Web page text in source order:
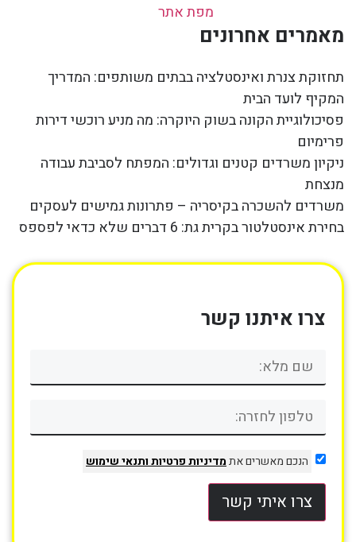
מפת אתר
מאמרים אחרונים
תחזוקת צנרת ואינסטלציה בבתים משותפים: המדריך
המקיף לועד הבית
פסיכולוגיית הקונה בשוק היוקרה: מה מניע רוכשי דירות
פרימיום
ניקיון משרדים קטנים וגדולים: המפתח לסביבת עבודה
מנצחת
משרדים להשכרה בקיסריה – פתרונות גמישים לעסקים
בחירת אינסטלטור בקרית גת: 6 דברים שלא כדאי לפספס
צרו איתנו קשר
הנכם מאשרים אתמדיניות פרטיותותנאי שימוש
צרו איתי קשר